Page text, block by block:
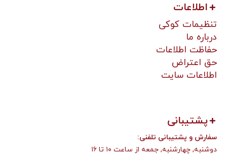
اطلاعات
تنظیمات کوکی
درباره ما
حفاظت اطلاعات
حق اعتراض
اطلاعات سایت
پشتیبانی
:سفارش و پشتیبانی تلفنی
دوشنبه, چهارشنبه, جمعه از ساعت ۱۰ تا ۱۶